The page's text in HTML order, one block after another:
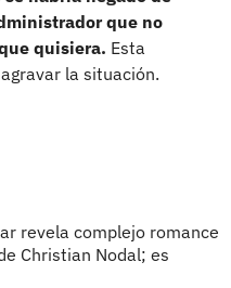
que no
quisiera. Esta
la situación.
revela complejo romance
Christian Nodal; es